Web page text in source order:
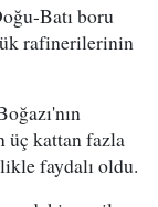
Batı boru
rafinerilerinin
üç kattan fazla
faydalı oldu.